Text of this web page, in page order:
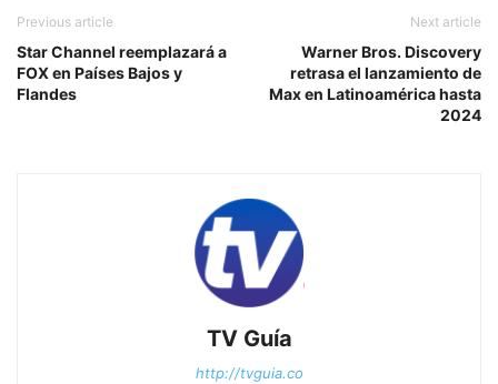
Previous article
Star Channel reemplazará a
FOX en Países Bajos y
Flandes
Next article
Warner Bros. Discovery
retrasa el lanzamiento de
Max en Latinoamérica hasta
2024
TV Guía
http://tvguia.co